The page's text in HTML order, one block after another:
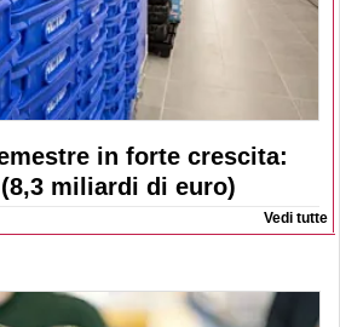
in forte crescita:
miliardi di euro)
Vedi tutte